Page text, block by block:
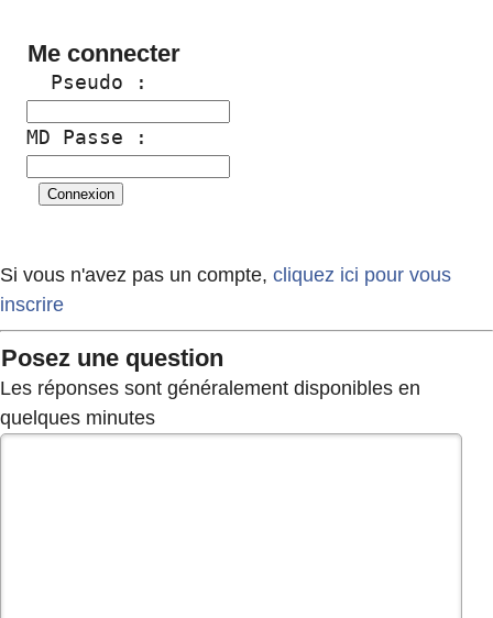
Me connecter
  Pseudo :
MD Passe :
Si vous n'avez pas un compte, cliquez ici pour vous
inscrire
Posez une question
Les réponses sont généralement disponibles en
quelques minutes